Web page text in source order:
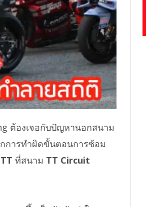
ต้องเจอกับปัญหานอกสนาม
การทำผิดขั้นตอนการซ้อม
ที่สนาม TT Circuit